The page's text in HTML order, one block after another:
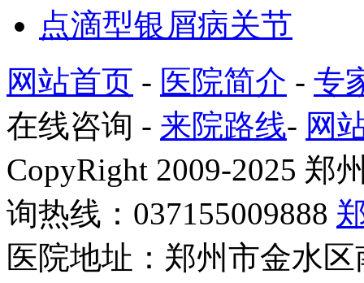
点滴型银屑病关节
网站首页 - 医院简介 - 专
在线咨询 - 来院路线- 网
CopyRight 2009-2025 郑
询热线：037155009888
医院地址：郑州市金水